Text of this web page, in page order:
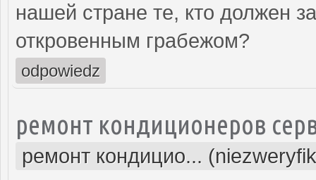
нашей стране те, кто должен
откровенным грабежом?
odpowiedz
ремонт кондиционеров
ремонт кондицио...